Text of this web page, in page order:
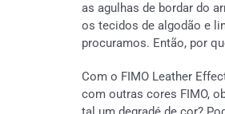
as agulhas de bordar do
os tecidos de algodão e
procuramos. Então, por
Com o FIMO Leather
com outras cores FIMO,